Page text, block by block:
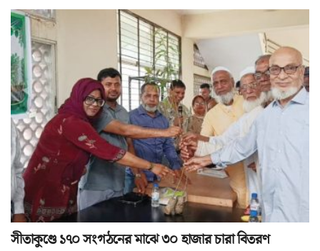
সীতাকুণ্ডে ১৭০ সংগঠনের মাঝে ৩০ হাজার চারা বিতরণ